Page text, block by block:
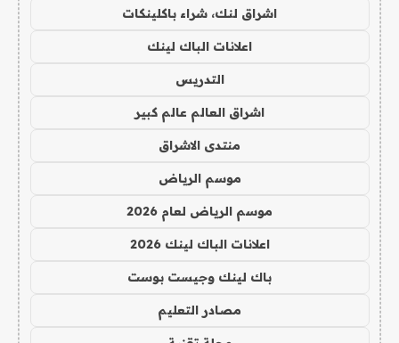
اشراق لنك، شراء باكلينكات
اعلانات الباك لينك
التدريس
اشراق العالم عالم كبير
منتدى الاشراق
موسم الرياض
موسم الرياض لعام 2026
اعلانات الباك لينك 2026
باك لينك وجيست بوست
مصادر التعليم